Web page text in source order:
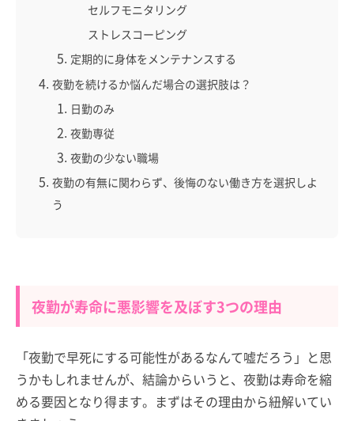
セルフモニタリング
ストレスコーピング
定期的に身体をメンテナンスする
夜勤を続けるか悩んだ場合の選択肢は？
日勤のみ
夜勤専従
夜勤の少ない職場
夜勤の有無に関わらず、後悔のない働き方を選択しよ
う
夜勤が寿命に悪影響を及ぼす3つの理由
「夜勤で早死にする可能性があるなんて嘘だろう」と思
うかもしれませんが、結論からいうと、夜勤は寿命を縮
める要因となり得ます。まずはその理由から紐解いてい